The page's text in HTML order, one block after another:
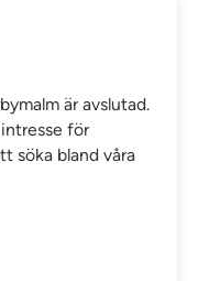
är avslutad.
för
söka bland våra